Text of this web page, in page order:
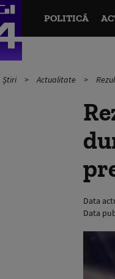
POLITICĂ
Știri Actualitate
Data
Data